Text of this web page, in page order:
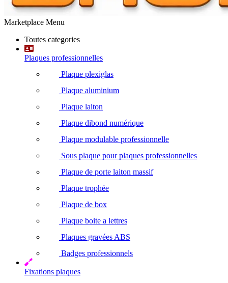
Marketplace Menu
Toutes categories
Plaques professionnelles
Plaque plexiglas
Plaque aluminium
Plaque laiton
Plaque dibond numérique
Plaque modulable professionnelle
Sous plaque pour plaques professionnelles
Plaque de porte laiton massif
Plaque trophée
Plaque de box
Plaque boite a lettres
Plaques gravées ABS
Badges professionnels
Fixations plaques